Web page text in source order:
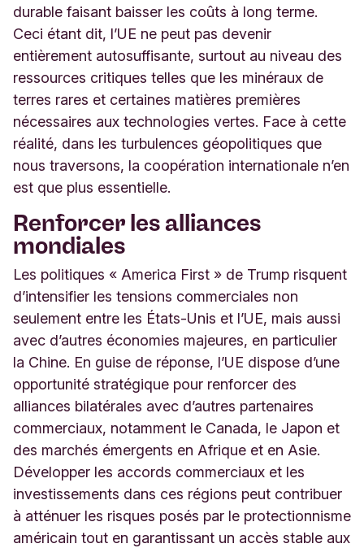
durable faisant baisser les coûts à long terme.
Ceci étant dit, l’UE ne peut pas devenir
entièrement autosuffisante, surtout au niveau des
ressources critiques telles que les minéraux de
terres rares et certaines matières premières
nécessaires aux technologies vertes. Face à cette
réalité, dans les turbulences géopolitiques que
nous traversons, la coopération internationale n’en
est que plus essentielle.
Renforcer les alliances
mondiales
Les politiques « America First » de Trump risquent
d’intensifier les tensions commerciales non
seulement entre les États-Unis et l’UE, mais aussi
avec d’autres économies majeures, en particulier
la Chine. En guise de réponse, l’UE dispose d’une
opportunité stratégique pour renforcer des
alliances bilatérales avec d’autres partenaires
commerciaux, notamment le Canada, le Japon et
des marchés émergents en Afrique et en Asie.
Développer les accords commerciaux et les
investissements dans ces régions peut contribuer
à atténuer les risques posés par le protectionnisme
américain tout en garantissant un accès stable aux